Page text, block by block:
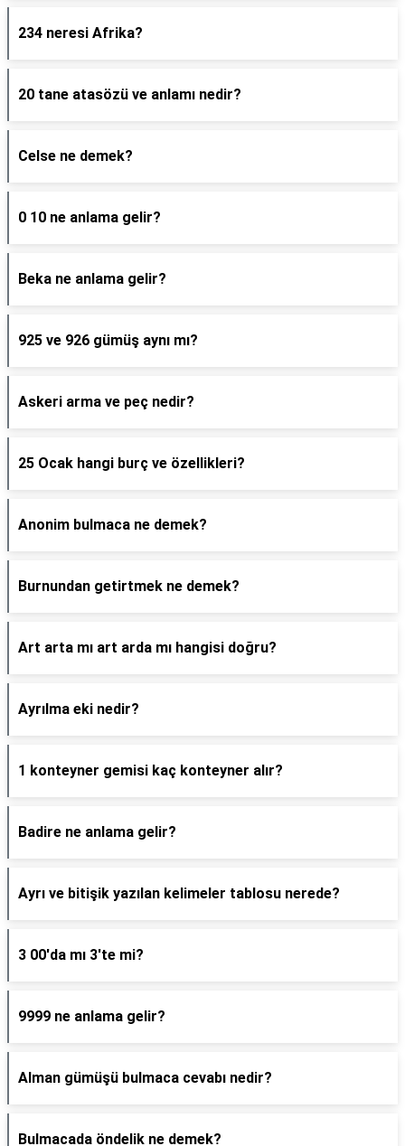
234 neresi Afrika?
20 tane atasözü ve anlamı nedir?
Celse ne demek?
0 10 ne anlama gelir?
Beka ne anlama gelir?
925 ve 926 gümüş aynı mı?
Askeri arma ve peç nedir?
25 Ocak hangi burç ve özellikleri?
Anonim bulmaca ne demek?
Burnundan getirtmek ne demek?
Art arta mı art arda mı hangisi doğru?
Ayrılma eki nedir?
1 konteyner gemisi kaç konteyner alır?
Badire ne anlama gelir?
Ayrı ve bitişik yazılan kelimeler tablosu nerede?
3 00'da mı 3'te mi?
9999 ne anlama gelir?
Alman gümüşü bulmaca cevabı nedir?
Bulmacada öndelik ne demek?